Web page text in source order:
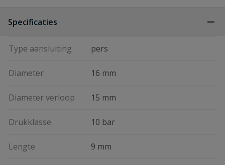
Specificaties
Type aansluiting pers
Diameter 16 mm
Diameter verloop 15 mm
Drukklasse 10 bar
Lengte 9 mm